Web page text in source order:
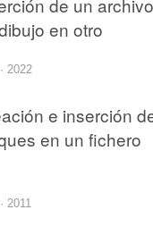
en otro
2022
e inserción
en un fichero
2011